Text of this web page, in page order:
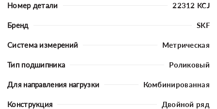
Номер детали 22312 KCJ
Бренд SKF
Система измерений Метрическая
Тип подшипника Роликовый
Для направления нагрузки Комбинированная
Конструкция Двойной ряд